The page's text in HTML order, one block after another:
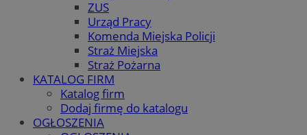
ZUS
Urząd Pracy
Komenda Miejska Policji
Straż Miejska
Straż Pożarna
KATALOG FIRM
Katalog firm
Dodaj firmę do katalogu
OGŁOSZENIA